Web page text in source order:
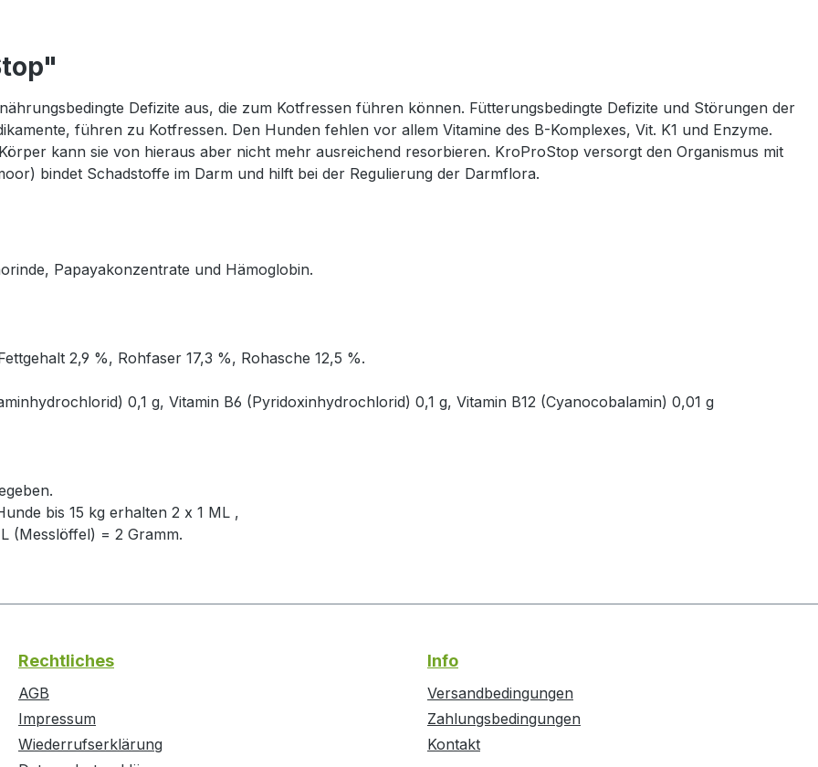
Defizite aus, die zum Kotfressen führen können. Fütterungsbedingte Defizite und Störungen der
führen zu Kotfressen. Den Hunden fehlen vor allem Vitamine des B-Komplexes, Vit. K1 und Enzyme.
kann sie von hieraus aber nicht mehr ausreichend resorbieren. KroProStop versorgt den Organismus mit
bindet Schadstoffe im Darm und hilft bei der Regulierung der Darmflora.
Papayakonzentrate und Hämoglobin.
2,9 %, Rohfaser 17,3 %, Rohasche 12,5 %.
0,1 g, Vitamin B6 (Pyridoxinhydrochlorid) 0,1 g, Vitamin B12 (Cyanocobalamin) 0,01 g
bis 15 kg erhalten 2 x 1 ML ,
(Messlöffel) = 2 Gramm.
Rechtliches
AGB
Impressum
Wiederrufserklärung
Info
Versandbedingungen
Zahlungsbedingungen
Kontakt